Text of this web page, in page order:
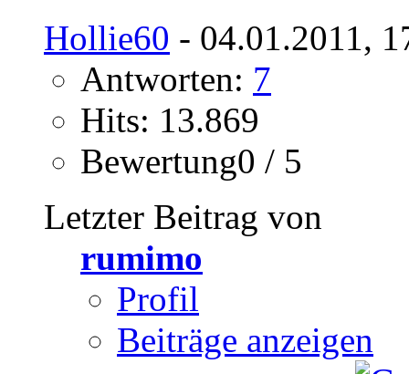
Hollie60 - 04.01.2011,
Antworten: 7
Hits: 13.869
Bewertung0 / 5
Letzter Beitrag von
rumimo
Profil
Beiträge anzeigen